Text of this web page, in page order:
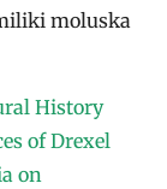
moluska
History
of Drexel
on